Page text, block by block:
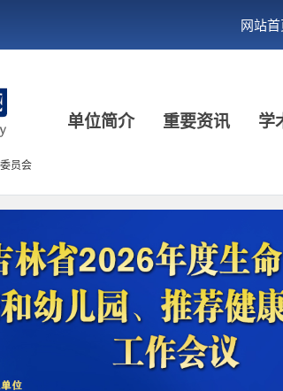
网站首
员会
单位简介 重要资讯 学